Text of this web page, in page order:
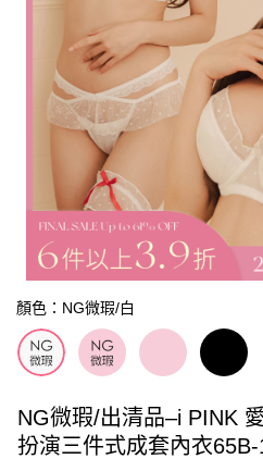
顏色：NG微瑕/白
NG微瑕/出清品–i PINK
扮演三件式成套內衣